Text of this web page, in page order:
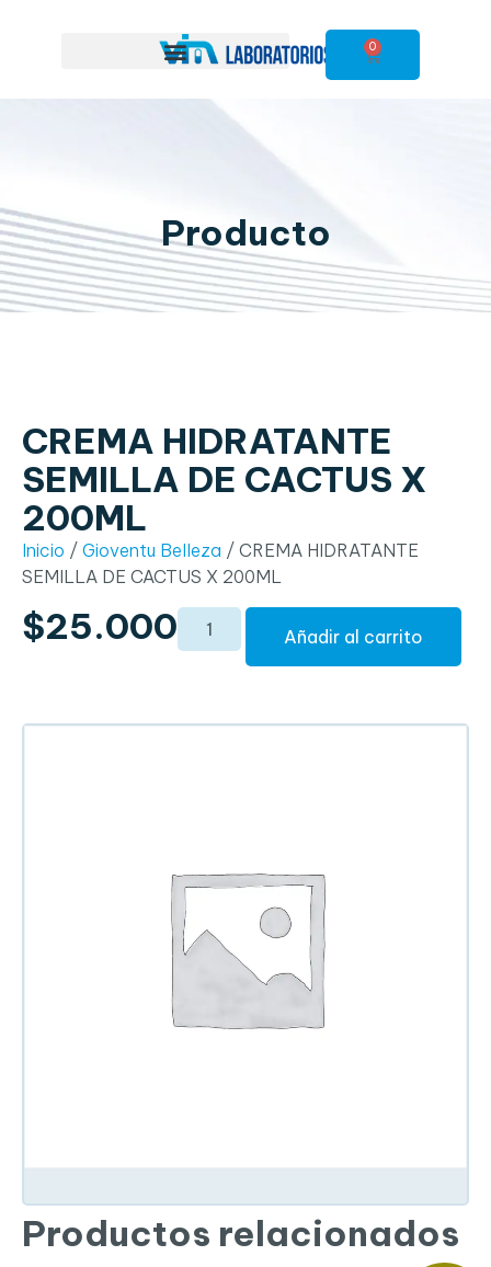
0
Producto
CREMA HIDRATANTE
SEMILLA DE CACTUS X
200ML
Inicio / Gioventu Belleza / CREMA HIDRATANTE
SEMILLA DE CACTUS X 200ML
$25.000 Añadir al carrito
Productos relacionados